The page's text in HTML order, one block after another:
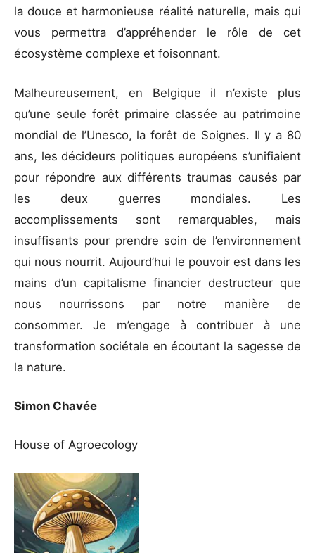
la douce et harmonieuse réalité naturelle, mais qui
vous permettra d’appréhender le rôle de cet
écosystème complexe et foisonnant.
Malheureusement, en Belgique il n’existe plus
qu’une seule forêt primaire classée au patrimoine
mondial de l’Unesco, la forêt de Soignes. Il y a 80
ans, les décideurs politiques européens s’unifiaient
pour répondre aux différents traumas causés par
les deux guerres mondiales. Les
accomplissements sont remarquables, mais
insuffisants pour prendre soin de l’environnement
qui nous nourrit. Aujourd’hui le pouvoir est dans les
mains d’un capitalisme financier destructeur que
nous nourrissons par notre manière de
consommer. Je m’engage à contribuer à une
transformation sociétale en écoutant la sagesse de
la nature.
Simon Chavée
House of Agroecology